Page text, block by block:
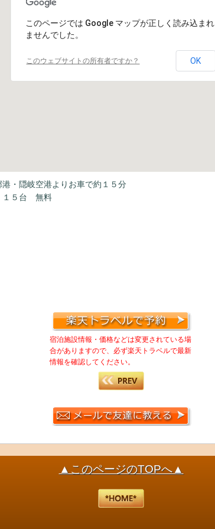
このページでは Google マップが正しく読み込まれ
ませんでした。
このウェブサイトの所有者ですか？ OK
港・隠岐空港よりお車で約１５分
１５台 無料
宿泊施設情報・価格などは変更されている場
合がありますので、必ず楽天トラベルで最新
情報を確認してください。
▲このページのTOPへ▲